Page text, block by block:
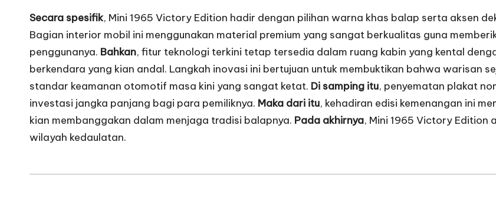
Secara spesifik, Mini 1965 Victory Edition hadir dengan pilihan warna khas balap serta aksen
Bagian interior mobil ini menggunakan material premium yang sangat berkualitas guna
penggunanya. Bahkan, fitur teknologi terkini tetap tersedia dalam ruang kabin yang kental
berkendara yang kian andal. Langkah inovasi ini bertujuan untuk membuktikan bahwa warisan
standar keamanan otomotif masa kini yang sangat ketat. Di samping itu, penyematan plakat
investasi jangka panjang bagi para pemiliknya. Maka dari itu, kehadiran edisi kemenangan ini
kian membanggakan dalam menjaga tradisi balapnya. Pada akhirnya, Mini 1965 Victory Edition
wilayah kedaulatan.